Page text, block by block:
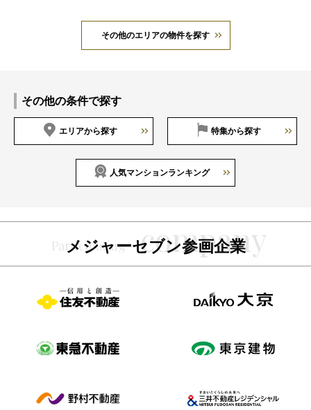
その他のエリアの物件を探す
その他の条件で探す
エリアから探す 特集から探す
人気マンションランキング
メジャーセブン参画企業